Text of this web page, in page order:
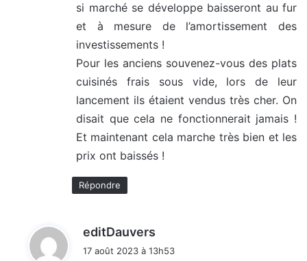
si marché se développe baisseront au fur
et à mesure de l’amortissement des
investissements !
Pour les anciens souvenez-vous des plats
cuisinés frais sous vide, lors de leur
lancement ils étaient vendus très cher. On
disait que cela ne fonctionnerait jamais !
Et maintenant cela marche très bien et les
prix ont baissés !
Répondre
editDauvers
i
17 août 2023 à 13h53